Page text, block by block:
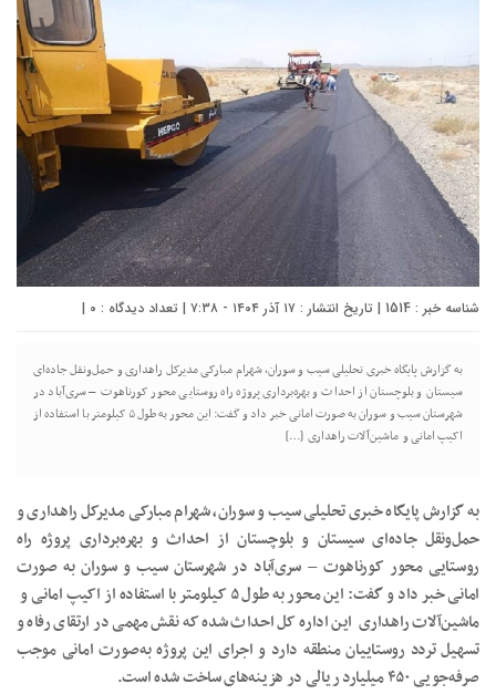
شناسه خبر : 1514 | تاریخ انتشار : ۱۷ آذر ۱۴۰۴ - ۷:۳۸ | تعداد دیدگاه : ۰ |
به گزارش پایگاه خبری تحلیلی سیب و سوران، شهرام مبارکی مدیرکل راهداری و حمل‌ونقل جاده‌ای
سیستان و بلوچستان از احداث و بهره‌برداری پروژه راه روستایی محور کورناهوت – سری‌آباد در
شهرستان سیب و سوران به صورت امانی خبر داد و گفت: این محور به طول ۵ کیلومتر با استفاده از
اکیپ امانی و ماشین‌آلات راهداری […]
به گزارش پایگاه خبری تحلیلی سیب و سوران، شهرام مبارکی مدیرکل راهداری و
حمل‌ونقل جاده‌ای سیستان و بلوچستان از احداث و بهره‌برداری پروژه راه
روستایی محور کورناهوت – سری‌آباد در شهرستان سیب و سوران به صورت
امانی خبر داد و گفت: این محور به طول ۵ کیلومتر با استفاده از اکیپ امانی و
ماشین‌آلات راهداری این اداره کل احداث شده که نقش مهمی در ارتقای رفاه و
تسهیل تردد روستاییان منطقه دارد و اجرای این پروژه به‌صورت امانی موجب
صرفه‌جویی ۴۵۰ میلیارد ریالی در هزینه‌های ساخت شده است.